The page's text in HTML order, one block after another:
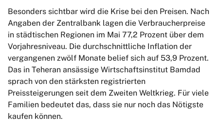
Besonders sichtbar wird die Krise bei den Preisen. Nach
Angaben der Zentralbank lagen die Verbraucherpreise
in städtischen Regionen im Mai 77,2 Prozent über dem
Vorjahresniveau. Die durchschnittliche Inflation der
vergangenen zwölf Monate belief sich auf 53,9 Prozent.
Das in Teheran ansässige Wirtschaftsinstitut Bamdad
sprach von den stärksten registrierten
Preissteigerungen seit dem Zweiten Weltkrieg. Für viele
Familien bedeutet das, dass sie nur noch das Nötigste
kaufen können.